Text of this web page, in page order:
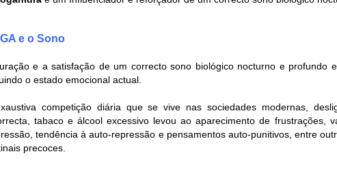
e o Sono
e a satisfação de um correcto sono biológico nocturno e profundo
o estado emocional actual.
competição diária que se vive nas sociedades modernas,
tabaco e álcool excessivo levou ao aparecimento de frustrações,
tendência à auto-repressão e pensamentos auto-punitivos, entre
precoces.